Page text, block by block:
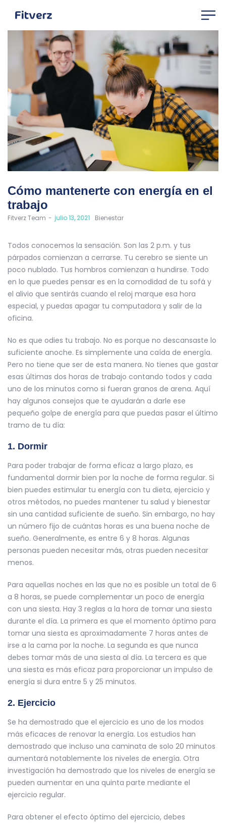
Cómo mantenerte con energía en el
trabajo
by
Fitverz Team julio 13, 2021 Bienestar
Todos conocemos la sensación. Son las 2 p.m. y tus
párpados comienzan a cerrarse. Tu cerebro se siente un
poco nublado. Tus hombros comienzan a hundirse. Todo
en lo que puedes pensar es en la comodidad de tu sofá y
el alivio que sentirás cuando el reloj marque esa hora
especial, y puedas apagar tu computadora y salir de la
oficina.
No es que odies tu trabajo. No es porque no descansaste lo
suficiente anoche. Es simplemente una caída de energía.
Pero no tiene que ser de esta manera. No tienes que gastar
esas últimas dos horas de trabajo contando todos y cada
uno de los minutos como si fueran granos de arena. Aquí
hay algunos consejos que te ayudarán a darle ese
pequeño golpe de energía para que puedas pasar el último
tramo de tu día:
1. Dormir
Para poder trabajar de forma eficaz a largo plazo, es
fundamental dormir bien por la noche de forma regular. Si
bien puedes estimular tu energía con tu dieta, ejercicio y
otros métodos, no puedes mantener tu salud y bienestar
sin una cantidad suficiente de sueño. Sin embargo, no hay
un número fijo de cuántas horas es una buena noche de
sueño. Generalmente, es entre 6 y 8 horas. Algunas
personas pueden necesitar más, otras pueden necesitar
menos.
Para aquellas noches en las que no es posible un total de 6
a 8 horas, se puede complementar un poco de energía
con una siesta. Hay 3 reglas a la hora de tomar una siesta
durante el día. La primera es que el momento óptimo para
tomar una siesta es aproximadamente 7 horas antes de
irse a la cama por la noche. La segunda es que nunca
debes tomar más de una siesta al día. La tercera es que
una siesta es más eficaz para proporcionar un impulso de
energía si dura entre 5 y 25 minutos.
2. Ejercicio
Se ha demostrado que el ejercicio es uno de los modos
más eficaces de renovar la energía. Los estudios han
demostrado que incluso una caminata de solo 20 minutos
aumentará notablemente los niveles de energía. Otra
investigación ha demostrado que los niveles de energía se
pueden aumentar en una quinta parte mediante el
ejercicio regular.
Para obtener el efecto óptimo del ejercicio, debes